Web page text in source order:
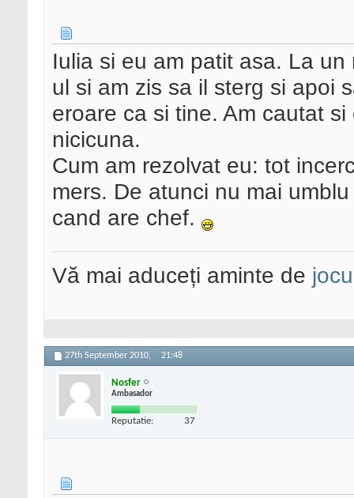
Iulia si eu am patit asa. La
ul si am zis sa il sterg si apoi
eroare ca si tine. Am cautat
nicicuna.
Cum am rezolvat eu: tot
mers. De atunci nu mai
cand are chef.
Vă mai aduceți aminte de
27th September 2010, 21:48
Nosfer
Ambasador
Reputatie: 37